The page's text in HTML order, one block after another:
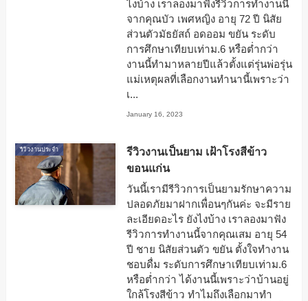
ไงบ้าง เราลองมาฟังรีวิวการทำงานนี้
จากคุณบัว เพศหญิง อายุ 72 ปี นิสัย
ส่วนตัวมัธยัสถ์ อดออม ขยัน ระดับ
การศึกษาเทียบเท่าม.6 หรือต่ำกว่า
งานนี้ทำมาหลายปีแล้วตั้งแต่รุ่นพ่อรุ่น
แม่เหตุผลที่เลือกงานทำนานี้เพราะว่า
เ...
January 16, 2023
รีวิวงานประจำ
รีวิวงานเป็นยาม เฝ้าโรงสีข้าว
ขอนแก่น
วันนี้เรามีรีวิวการเป็นยามรักษาความ
ปลอดภัยมาฝากเพื่อนๆกันค่ะ จะมีราย
ละเอียดอะไร ยังไงบ้าง เราลองมาฟัง
รีวิวการทำงานนี้จากคุณเสม อายุ 54
ปี ชาย นิสัยส่วนตัว ขยัน ตั้งใจทำงาน
ชอบดื่ม ระดับการศึกษาเทียบเท่าม.6
หรือต่ำกว่า ได้งานนี้เพราะว่าบ้านอยู่
ใกล้โรงสีข้าว ทำไมถึงเลือกมาทำ